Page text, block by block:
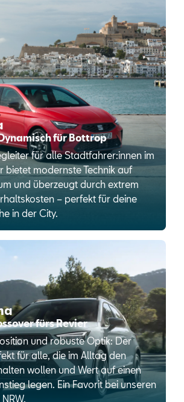
für Bottrop
für alle Stadtfahrer:innen im
bietet modernste Technik auf
und überzeugt durch extrem
– perfekt für deine
in der City.
fürs Revier
und robuste Optik: Der
für alle, die im Alltag den
wollen und Wert auf einen
legen. Ein Favorit bei unseren